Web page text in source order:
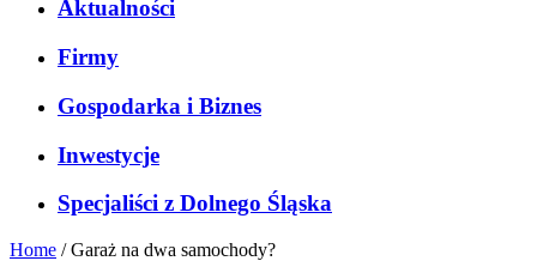
Aktualności
Firmy
Gospodarka i Biznes
Inwestycje
Specjaliści z Dolnego Śląska
Home /Garaż na dwa samochody?